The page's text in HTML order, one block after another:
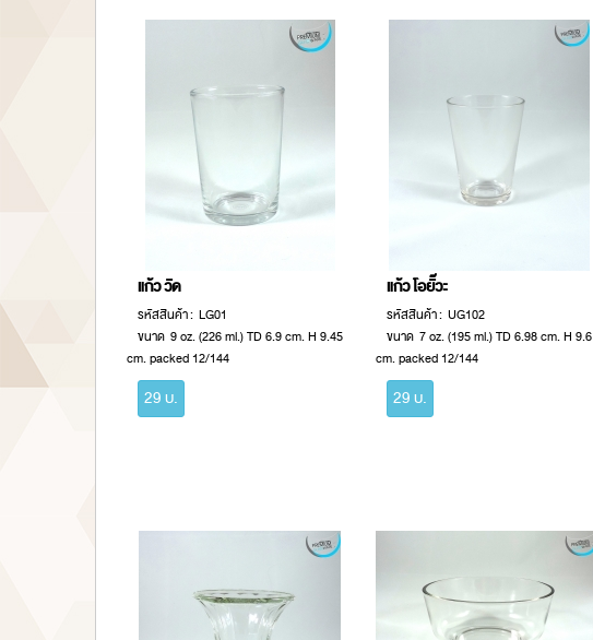
แก้ว วัด
รหัสสินค้า : LG01
ขนาด 9 oz. (226 ml.) TD 6.9 cm. H 9.45
cm. packed 12/144
29 บ.
แก้ว โอยั๊วะ
รหัสสินค้า : UG102
ขนาด 7 oz. (195 ml.) TD 6.98 cm. H 9.6
cm. packed 12/144
29 บ.